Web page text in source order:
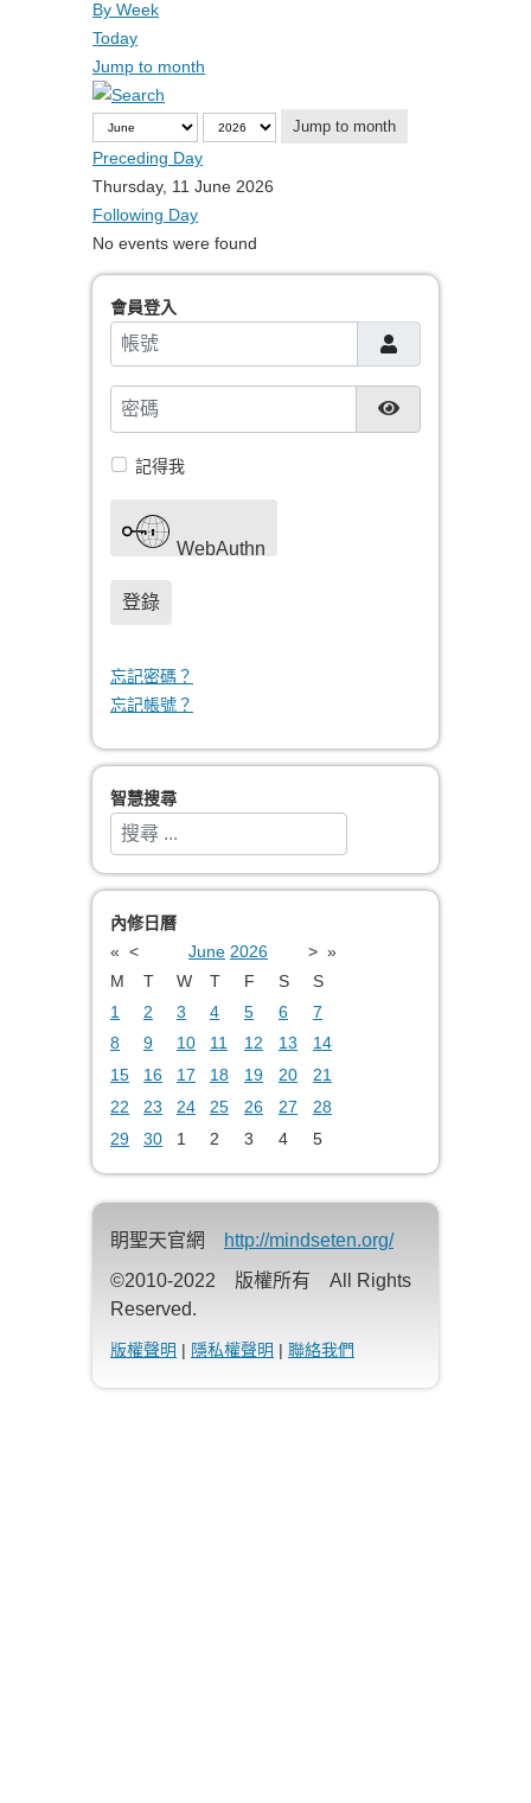
By Week
Today
Jump to month
Jump to month
Preceding Day
Thursday, 11 June 2026
Following Day
No events were found
會員登入
帳號
密碼 顯示密碼
記得我
WebAuthn
登錄
忘記密碼？
忘記帳號？
智慧搜尋
搜索
Type 2 or more characters for results.
內修日曆
« < June 2026 > »
M
T W T F S
S
1
2 3 4 5 6
7
8
9 10 11 12 13
14
15
16 17 18 19 20
21
22
23 24 25 26 27
28
29
30 1 2 3 4 5
眀聖天官網
http://mindseten.org/
©2010-2022 版權所有 All Rights
Reserved.
版權聲明 | 隱私權聲明 | 聯絡我們